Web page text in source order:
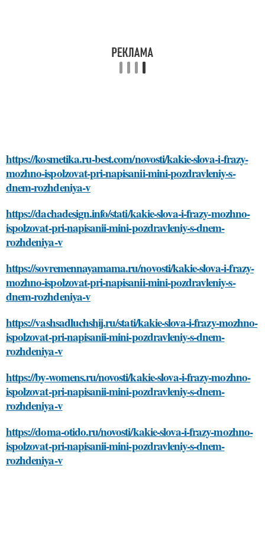
https://kosmetika.ru-best.com/novosti/kakie-slova-i-frazy-
mozhno-ispolzovat-pri-napisanii-mini-pozdravleniy-s-
dnem-rozhdeniya-v
https://dachadesign.info/stati/kakie-slova-i-frazy-mozhno-
ispolzovat-pri-napisanii-mini-pozdravleniy-s-dnem-
rozhdeniya-v
https://sovremennayamama.ru/novosti/kakie-slova-i-frazy-
mozhno-ispolzovat-pri-napisanii-mini-pozdravleniy-s-
dnem-rozhdeniya-v
https://vashsadluchshij.ru/stati/kakie-slova-i-frazy-mozhno-
ispolzovat-pri-napisanii-mini-pozdravleniy-s-dnem-
rozhdeniya-v
https://by-womens.ru/novosti/kakie-slova-i-frazy-mozhno-
ispolzovat-pri-napisanii-mini-pozdravleniy-s-dnem-
rozhdeniya-v
https://doma-otido.ru/novosti/kakie-slova-i-frazy-mozhno-
ispolzovat-pri-napisanii-mini-pozdravleniy-s-dnem-
rozhdeniya-v